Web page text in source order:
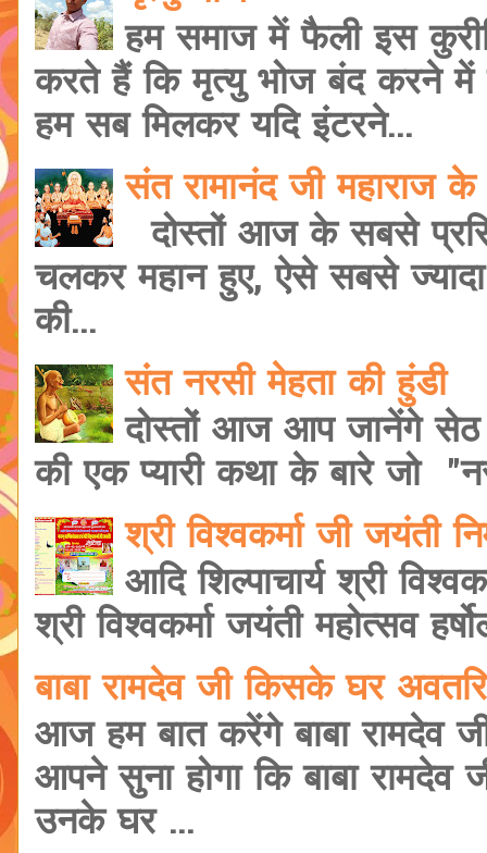
हम समाज में फैली इस
करते हैं कि मृत्यु भोज बंद करने में
हम सब मिलकर यदि इंटरने...
संत रामानंद जी महाराज के
दोस्तों आज के सबसे
चलकर महान हुए, ऐसे सबसे
की...
संत नरसी मेहता की हुंडी
दोस्तों आज आप जानेंगे सेठ
की एक प्यारी कथा के बारे जो
श्री विश्वकर्मा जी जयंती
आदि शिल्पाचार्य श्री
श्री विश्वकर्मा जयंती महोत्सव
बाबा रामदेव जी किसके घर
आज हम बात करेंगे बाबा
आपने सुना होगा कि बाबा
उनके घर ...